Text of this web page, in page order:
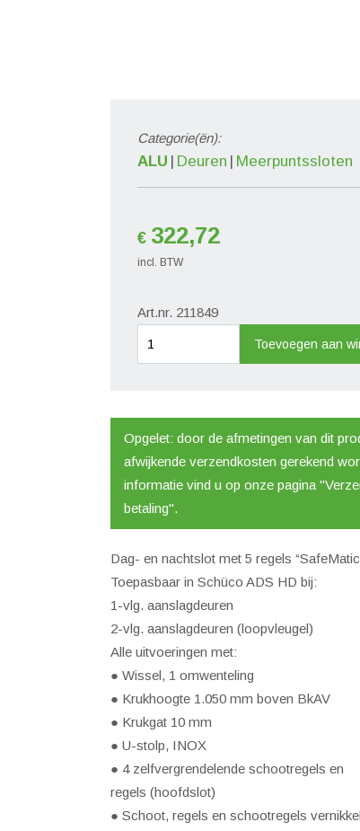
Categorie(ën):
ALU Deuren Meerpuntssloten
€ 322,72
incl. BTW
Art.nr. 211849
Toevoegen aan
Opgelet: door de afmetingen van dit
afwijkende verzendkosten gerekend
informatie vind u op onze pagina
betaling".
Dag- en nachtslot met 5 regels
Toepasbaar in Schüco ADS HD bij:
1-vlg. aanslagdeuren
2-vlg. aanslagdeuren (loopvleugel)
Alle uitvoeringen met:
● Wissel, 1 omwenteling
● Krukhoogte 1.050 mm boven BkAV
● Krukgat 10 mm
● U-stolp, INOX
● 4 zelfvergrendelende schootregels en
regels (hoofdslot)
● Schoot, regels en schootregels